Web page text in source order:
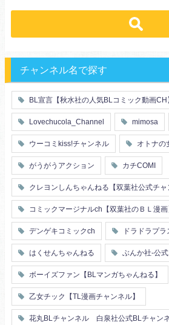
俺様
エリート・ハイスぺ
芸能人
王子
ヤンキー・不良
人外
富豪
同期
店長・店員
先生
幼馴染
漫画
ヤンキー
禁断・背徳
ロマ
セフレ
初体験
調教
花嫁
義兄
初恋
スー
片思い
短編
人妻
主従
婚約者
不器
秘密の関係
ol
甘エロ
フェ
メイド
恋人
泥酔
絶倫
複数プレイ
催眠
友情・仲間
浴衣・
チャンネル名で探す
BL宣言【秋水社の人気BLコミック動画CH
Lovechucola_Channel mimosa
ウーコミkiss!チャンネル オトナの
がうがうアクション カチCOMI
クレヨンしんちゃんねる【双葉社公式チャ
コミックマージナルch【双葉社のＢＬ漫画
デンゲキコミックch ドラドラプラ
はくせんちゃんねる ぶんか社-公
ボーイズファン【BLマンガちゃんねる】
乙女チック【TL漫画チャンネル】
花丸BLチャンネル 白泉社公式BLチャン